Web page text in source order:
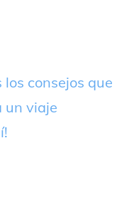
consejos que
un viaje